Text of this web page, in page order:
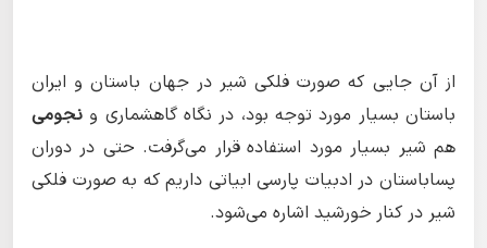
از آن جایی که صورت فلکی شیر در جهان باستان و ایران
باستان بسیار مورد توجه بود، در نگاه گاهشماری و نجومی
هم شیر بسیار مورد استفاده قرار می‌گرفت. حتی در دوران
پساباستان در ادبیات پارسی ابیاتی داریم که به صورت فلکی
شیر در کنار خورشید اشاره می‌شود.